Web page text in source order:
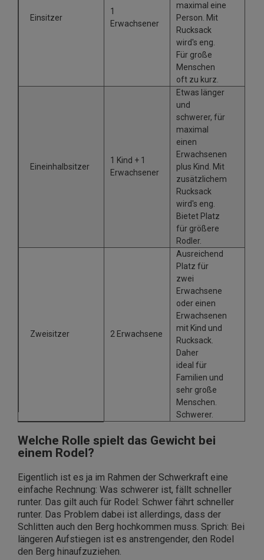
Einsitzer
1
Erwachsener
maximal eine
Person. Mit
Rucksack
wird's eng.
Für große
Menschen
oft zu kurz.
Eineinhalbsitzer
1 Kind + 1
Erwachsener
Etwas länger
und
schwerer, für
maximal
einen
Erwachsenen
plus Kind. Mit
zusätzlichem
Rucksack
wird's eng.
Bietet Platz
für größere
Rodler.
Zweisitzer 2 Erwachsene
Ausreichend
Platz für
zwei
Erwachsene
oder einen
Erwachsenen
mit Kind und
Rucksack.
Daher
ideal für
Familien und
sehr große
Menschen.
Schwerer.
Welche Rolle spielt das Gewicht bei
einem Rodel?
Eigentlich ist es ja im Rahmen der Schwerkraft eine
einfache Rechnung: Was schwerer ist, fällt schneller
runter. Das gilt auch für Rodel: Schwer fährt schneller
runter. Das Problem dabei ist allerdings, dass der
Schlitten auch den Berg hochkommen muss. Sprich: Bei
längeren Aufstiegen ist es anstrengender, den Rodel
den Berg hinaufzuziehen.